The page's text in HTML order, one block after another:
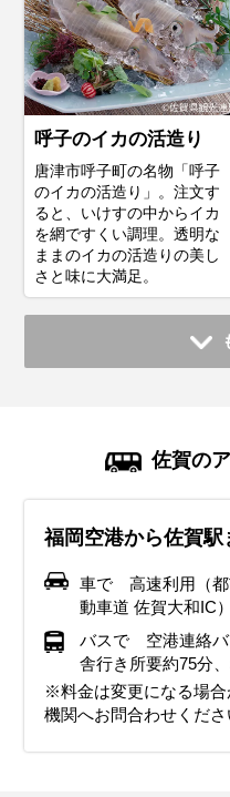
呼子のイカの活造り
唐津市呼子町の名物「呼子
のイカの活造り」。注文す
ると、いけすの中からイカ
を網ですくい調理。透明な
ままのイカの活造りの美し
さと味に大満足。
佐賀の
福岡空港から佐賀駅
車で 高速利用（都
動車道 佐賀大和IC
バスで 空港連絡バ
舎行き所要約75分
※料金は変更になる場合
機関へお問合わせくださ